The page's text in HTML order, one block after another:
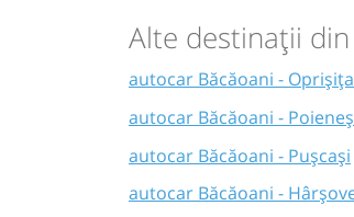
Alte destinații
autocar Băcăoani - Oprișița
autocar Băcăoani -
autocar Băcăoani - Pușcași
autocar Băcăoani -